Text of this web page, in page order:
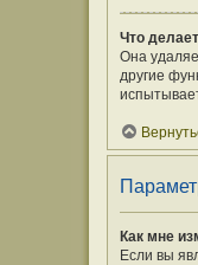
Что
Она
другие
Как мне
Если вы